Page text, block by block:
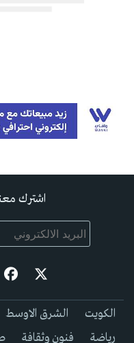
اشترك
الكويت الشرق الاوسط
رياضة
فنون وثقافة